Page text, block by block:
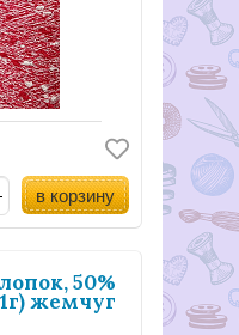
в корзину
50%
жемчуг